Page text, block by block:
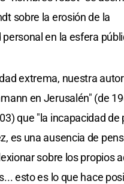
sobre la erosión de la
en la esfera
extrema, nuestra
en Jerusalén" (de
que "la incapacidad de
es una ausencia de
sobre los propios
esto es lo que hace